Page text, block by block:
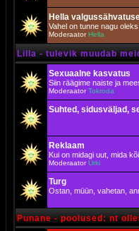
Hella
Vahel on tunne nagu
Moderaator Hella
Lilla - tulevik muudab
Sexuaalne kasvatus
Siin räägime naiste ja
ModeraatorTokroda
Suhted, sidusväljad,
Reklaam
Kui on midagi uut, mida
ModeraatorUrki
Turg
Ostan, müün, vahetan,
Punane - poolused: nt